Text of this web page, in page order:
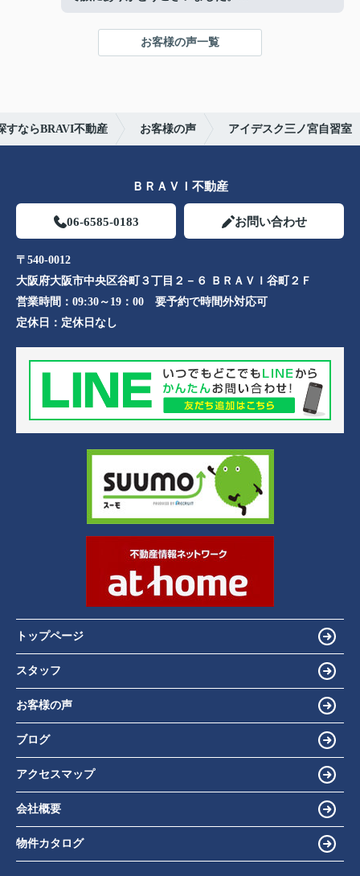
を迎える事ができました。
心より感謝申し上げます。
お客様の声一覧
すならBRAVI不動産 お客様の声 アイデスク三ノ宮自習室
ＢＲＡＶＩ不動産
06-6585-0183 お問い合わせ
〒540-0012
大阪府大阪市中央区谷町３丁目２－６ ＢＲＡＶＩ谷町２Ｆ
営業時間： 09:30～19：00 要予約で時間外対応可
定休日： 定休日なし
トップページ
スタッフ
お客様の声
ブログ
アクセスマップ
会社概要
物件カタログ